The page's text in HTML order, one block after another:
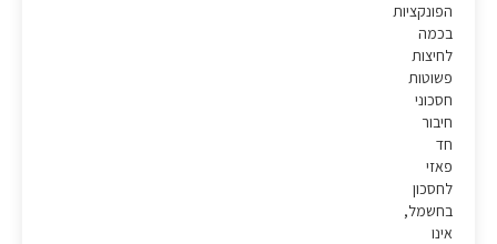
הפונקציות
בכמה
לחיצות
פשוטות
חסכוני
חיבור
חד
פאזי
לחסכון
בחשמל,
אינו